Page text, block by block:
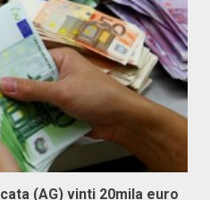
(AG) vinti 20mila euro